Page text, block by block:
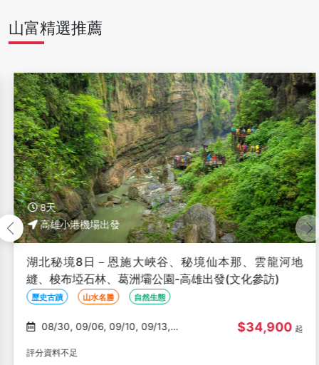
山富精選推薦
8天
高雄小港機場出發
湖北秘境8日－恩施大峽谷、秘境仙本那、雲龍河地
縫、梭布埡石林、葛洲壩公園-高雄出發(文化參訪)
歷史古蹟 山水名勝 自然生態
08/30, 09/06, 09/10, 09/13,
$34,900 起
評分資料不足